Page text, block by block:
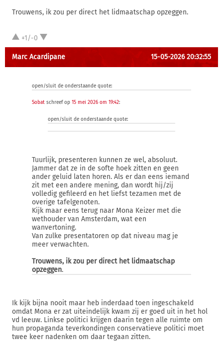
Trouwens, ik zou per direct het lidmaatschap opzeggen.
+1/-0
Marc Acardipane 15-05-2026 20:32:55
open/sluit de onderstaande quote:
Sobat schreef op 15 mei 2026 om 19:42:
open/sluit de onderstaande quote:
Tuurlijk, presenteren kunnen ze wel, absoluut.
Jammer dat ze in de softe hoek zitten en geen
ander geluid laten horen. Als er dan eens iemand
zit met een andere mening, dan wordt hij/zij
volledig gefileerd en het liefst tezamen met de
overige tafelgenoten.
Kijk maar eens terug naar Mona Keizer met die
wethouder van Amsterdam, wat een
wanvertoning.
Van zulke presentatoren op dat niveau mag je
meer verwachten.
Trouwens, ik zou per direct het lidmaatschap
opzeggen.
Ik kijk bijna nooit maar heb inderdaad toen ingeschakeld
omdat Mona er zat uiteindelijk kwam zij er goed uit in het hol
vd leeuw. Linkse politici krijgen daarin tegen alle ruimte om
hun propaganda teverkondingen conservatieve politici moet
twee keer nadenken om daar tegaan zitten.